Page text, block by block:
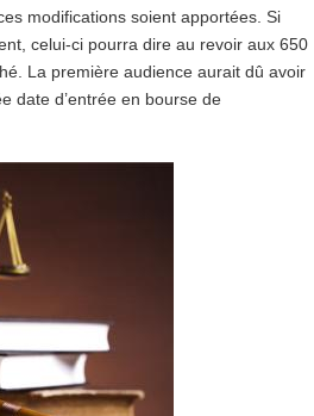
modifications soient apportées. Si
celui-ci pourra dire au revoir aux 650
La première audience aurait dû avoir
date d’entrée en bourse de